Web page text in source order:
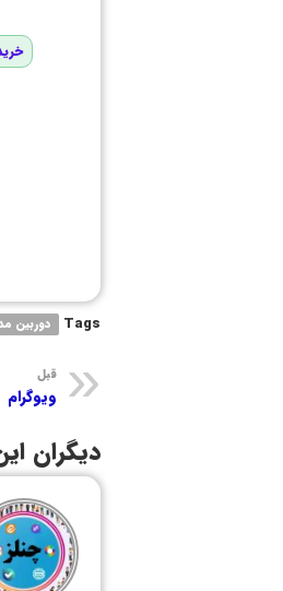
Tags دوربین
قبل
ویوگرام
دیگران